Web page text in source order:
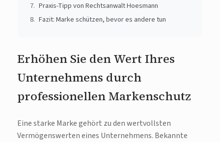
Praxis-Tipp von Rechtsanwalt Hoesmann
Fazit: Marke schützen, bevor es andere tun
Erhöhen Sie den Wert Ihres
Unternehmens durch
professionellen Markenschutz
Eine starke Marke gehört zu den wertvollsten
Vermögenswerten eines Unternehmens. Bekannte